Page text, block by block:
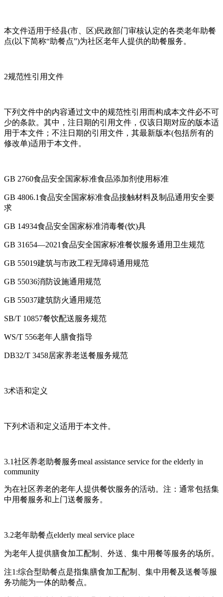
本文件适用于经县(市、区)民政部门审核认定的各类老年助餐
点(以下简称“助餐点”)为社区老年人提供的助餐服务。
2规范性引用文件
下列文件中的内容通过文中的规范性引用而构成本文件必不可
少的条款。其中，注日期的引用文件，仅该日期对应的版本适
用于本文件；不注日期的引用文件，其最新版本(包括所有的
修改单)适用于本文件。
GB 2760食品安全国家标准食品添加剂使用标准
GB 4806.1食品安全国家标准食品接触材料及制品通用安全要
求
GB 14934食品安全国家标准消毒餐(饮)具
GB 31654—2021食品安全国家标准餐饮服务通用卫生规范
GB 55019建筑与市政工程无障碍通用规范
GB 55036消防设施通用规范
GB 55037建筑防火通用规范
SB/T 10857餐饮配送服务规范
WS/T 556老年人膳食指导
DB32/T 3458居家养老送餐服务规范
3术语和定义
下列术语和定义适用于本文件。
3.1社区养老助餐服务meal assistance service for the elderly in
community
为在社区养老的老年人提供餐饮服务的活动。注：通常包括集
中用餐服务和上门送餐服务。
3.2老年助餐点elderly meal service place
为老年人提供膳食加工配制、外送、集中用餐等服务的场所。
注1:综合型助餐点是指集膳食加工配制、集中用餐及送餐等服
务功能为一体的助餐点。